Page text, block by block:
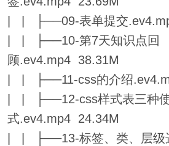
| | ├──09-表单提交
| | ├──10-第7天知识点回
顾.ev4.mp4 38.31M
| | ├──11-css的介绍
| | ├──12-css样式表三种
式.ev4.mp4 24.34M
| | ├──13-标签、类、层级